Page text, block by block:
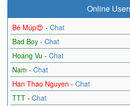
Online
Bé Múp😍 - Chat
Bad Boy - Chat
Hoang Vu - Chat
Nam - Chat
Han Thao Nguyen - Chat
TTT - Chat